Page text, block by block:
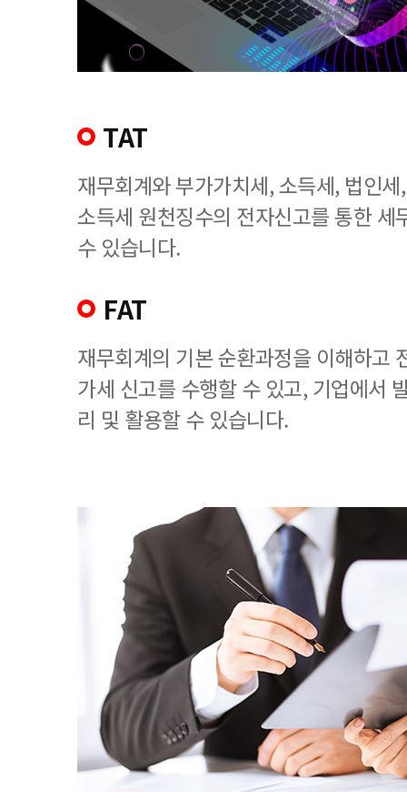
TAT
재무회계와 부가가치세, 소득세, 법인
소득세 원천징수의 전자신고를 통한 세
수 있습니다.
FAT
재무회계의 기본 순환과정을 이해하고
가세 신고를 수행할 수 있고, 기업에서
리 및 활용할 수 있습니다.